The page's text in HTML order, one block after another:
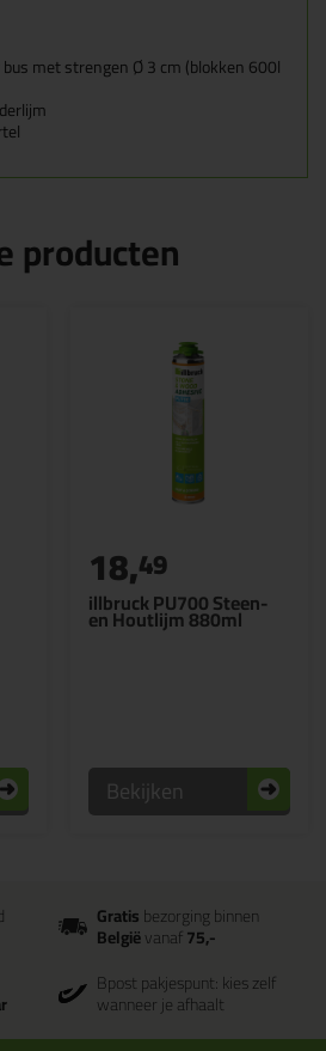
bus met strengen Ø 3 cm (blokken 600l
producten
illbruck PU700 Steen-
en Houtlijm 880ml
18,49
Bekijken
Gratisbezorging binnen
Belgiëvanaf75,-
Bpost pakjespunt: kies zelf
wanneer je afhaalt